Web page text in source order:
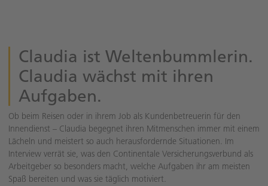
Claudia ist Weltenbummlerin.
Claudia wächst mit ihren
Aufgaben.
Ob beim Reisen oder in ihrem Job als Kundenbetreuerin für den
Innendienst – Claudia begegnet ihren Mitmenschen immer mit einem
Lächeln und meistert so auch herausfordernde Situationen. Im
Interview verrät sie, was den Continentale Versicherungsverbund als
Arbeitgeber so besonders macht, welche Aufgaben ihr am meisten
Spaß bereiten und was sie täglich motiviert.